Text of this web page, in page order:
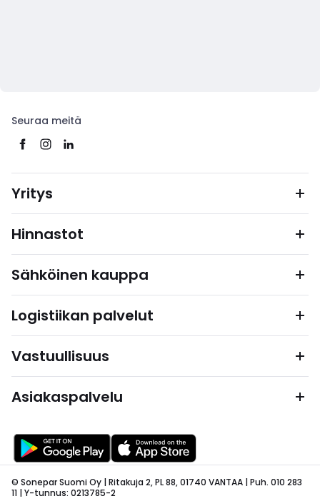
Seuraa meitä
Yritys
Hinnastot
Sähköinen kauppa
Logistiikan palvelut
Vastuullisuus
Asiakaspalvelu
© Sonepar Suomi Oy | Ritakuja 2, PL 88, 01740 VANTAA | Puh. 010 283
11 | Y-tunnus: 0213785-2